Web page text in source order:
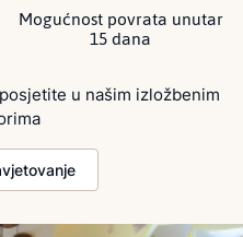
Mogućnost povrata unutar
15 dana
u našim izložbenim